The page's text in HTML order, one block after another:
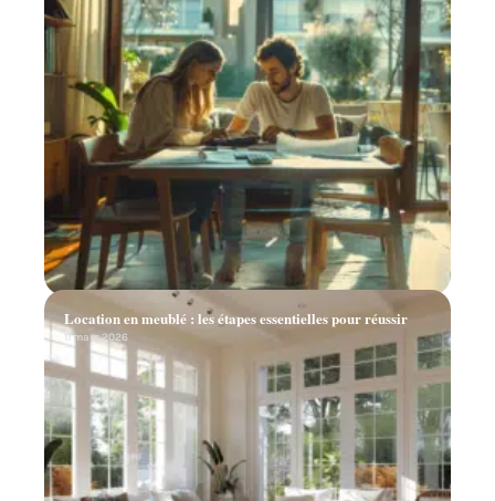
Location en meublé : les étapes essentielles pour réussir
11 mars 2026